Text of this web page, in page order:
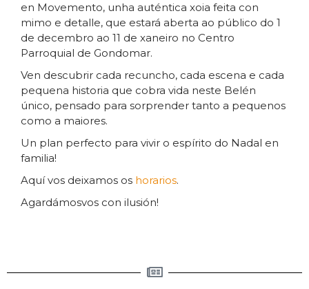
en Movemento, unha auténtica xoia feita con
mimo e detalle, que estará aberta ao público do 1
de decembro ao 11 de xaneiro no Centro
Parroquial de Gondomar.
Ven descubrir cada recuncho, cada escena e cada
pequena historia que cobra vida neste Belén
único, pensado para sorprender tanto a pequenos
como a maiores.
Un plan perfecto para vivir o espírito do Nadal en
familia!
Aquí vos deixamos os horarios.
Agardámosvos con ilusión!